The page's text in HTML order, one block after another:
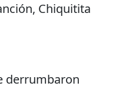
Chiquitita
derrumbaron